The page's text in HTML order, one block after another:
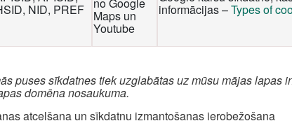
NID, PREF Maps un
Youtube
informācijas –Types of
puses sīkdatnes tiek uzglabātas uz mūsu mājas lapas
domēna nosaukuma.
atcelšana un sīkdatņu izmantošanas ierobežošana